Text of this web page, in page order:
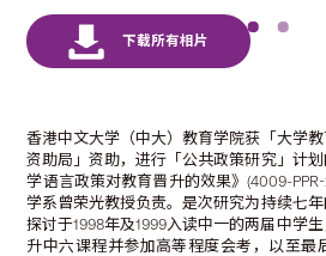
香港中文大学（中大）教育学院获「大学
资助局」资助，进行「公共政策研究」计
学语言政策对教育晋升的效果》(4009-
学系曾荣光教授负责。是次研究为持续七
探讨于1998年及1999入读中一的两届中学
升中六课程并参加高等程度会考，以至最